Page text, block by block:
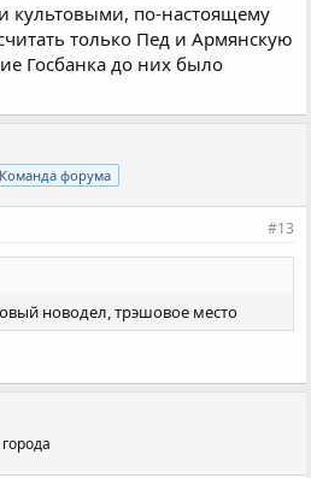
культовыми, по-настоящему
только Пед и Армянскую
Госбанка до них было
Команда форума
#13
новодел, трэшовое место